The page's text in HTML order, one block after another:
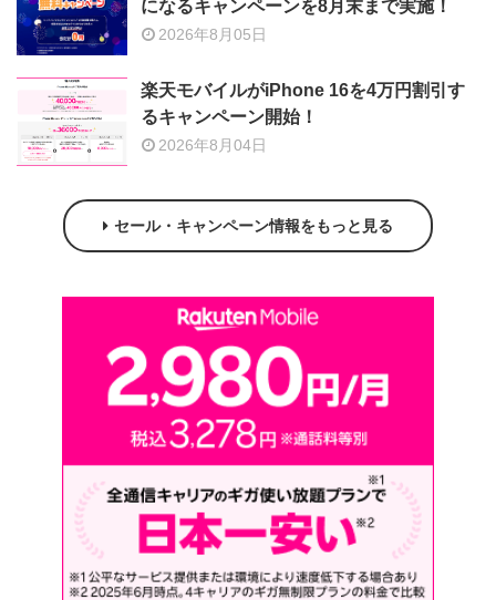
になるキャンペーンを8月末まで実施！
2026年8月05日
楽天モバイルがiPhone 16を4万円割引す
るキャンペーン開始！
2026年8月04日
セール・キャンペーン情報をもっと見る